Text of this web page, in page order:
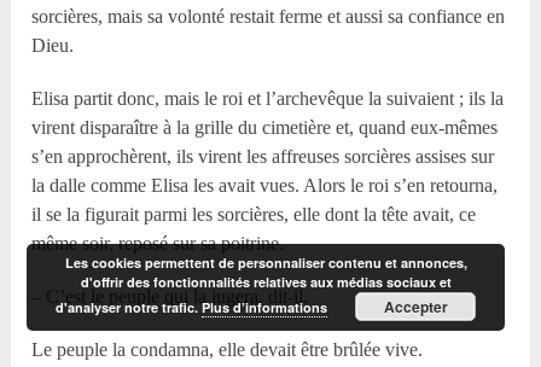
sorcières, mais sa volonté restait ferme et aussi sa confiance en
Dieu.
Elisa partit donc, mais le roi et l’archevêque la suivaient ; ils la
virent disparaître à la grille du cimetière et, quand eux-mêmes
s’en approchèrent, ils virent les affreuses sorcières assises sur
la dalle comme Elisa les avait vues. Alors le roi s’en retourna,
il se la figurait parmi les sorcières, elle dont la tête avait, ce
même soir, reposé sur sa poitrine.
– C’est le peuple qui la jugera, dit-il.
Le peuple la condamna, elle devait être brûlée vive.
Les cookies permettent de personnaliser contenu et annonces,
d'offrir des fonctionnalités relatives aux médias sociaux et
d'analyser notre trafic.Plus d’informations Accepter